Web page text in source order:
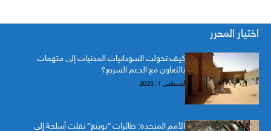
اختيار المحرر
كيف تحولت السودانيات المدنيات إلى متهمات
بالتعاون مع الدعم السريع؟
أغسطس 1, 2026
الأمم المتحدة: طائرات “بوينغ” نقلت أسلحة إلى